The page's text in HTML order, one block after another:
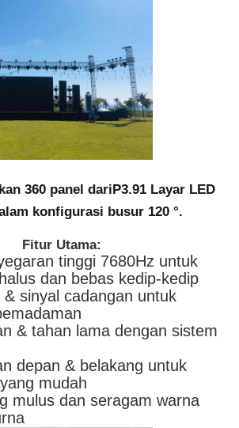
LED Luar
luar ruangan
360 panel dari P3.91 Layar LED
konfigurasi busur 120 °.
Fitur Utama:
tinggi 7680Hz untuk
dan bebas kedip-kedip
& sinyal cadangan untuk
& tahan lama dengan sistem
depan & belakang untuk
mudah
mulus dan seragam warna